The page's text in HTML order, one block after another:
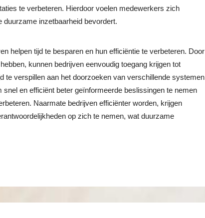
te verbeteren. Hierdoor voelen medewerkers zich
inzetbaarheid bevordert.
helpen tijd te besparen en hun efficiëntie te verbeteren. Door
kunnen bedrijven eenvoudig toegang krijgen tot
te verspillen aan het doorzoeken van verschillende systemen
en efficiënt beter geïnformeerde beslissingen te nemen
Naarmate bedrijven efficiënter worden, krijgen
op zich te nemen, wat duurzame